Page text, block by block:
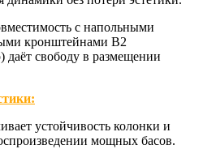
с напольными
кронштейнами B2
даёт свободу в размещении
устойчивость колонки и
мощных басов.